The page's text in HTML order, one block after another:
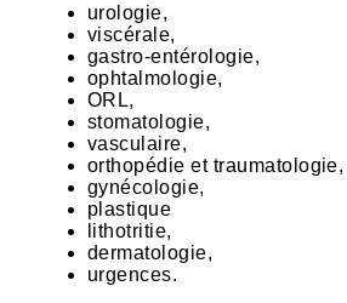
urologie,
viscérale,
gastro-entérologie,
ophtalmologie,
ORL,
stomatologie,
vasculaire,
orthopédie et traumatologie,
gynécologie,
plastique
lithotritie,
dermatologie,
urgences.